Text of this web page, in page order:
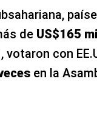
de US$165
, votaron con
en la